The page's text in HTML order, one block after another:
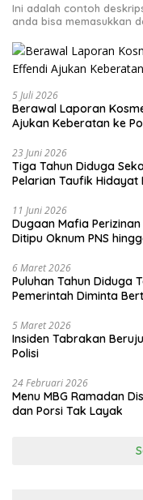
Ini adalah contoh
anda bisa memasukkan
5 Juli 2026
Berawal Laporan
Ajukan Keberatan ke
23 Juni 2026
Tiga Tahun Diduga
Pelarian Taufik Hidayat
11 Juni 2026
Dugaan Mafia
Ditipu Oknum PNS
6 Maret 2026
Puluhan Tahun Diduga
Pemerintah Diminta
5 Maret 2026
Insiden Tabrakan
Polisi
24 Februari 2026
Menu MBG Ramadan
dan Porsi Tak Layak